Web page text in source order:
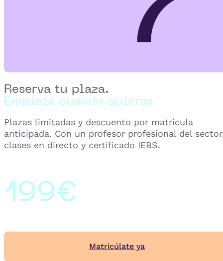
Reserva tu plaza.
Empieza cuando quieras
Plazas limitadas y descuento por matrícula
anticipada. Con un profesor profesional del
clases en directo y certificado IEBS.
199€
Matricúlate ya